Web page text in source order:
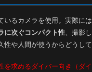
いるカメラを使用。実際に
に次ぐコンパクト性 、撮影
や人間が使うからどうし
を求めるダイバー向き（ダ